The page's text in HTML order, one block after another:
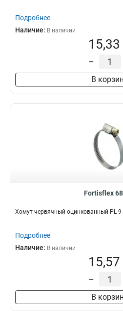
Подробнее
Наличие: В наличии
15,33
–
В
Fortisflex
Хомут червячный оцинкованный PL-9
Подробнее
Наличие: В наличии
15,57
–
В